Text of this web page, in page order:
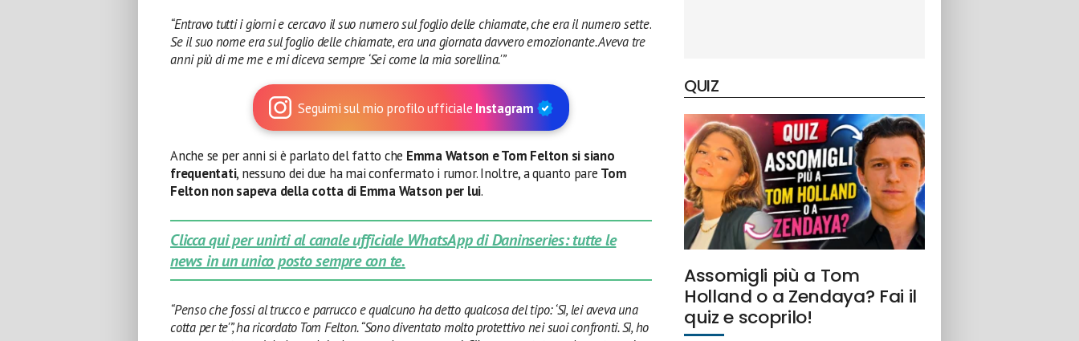
“Entravo tutti i giorni e cercavo il suo numero sul foglio delle chiamate, che era il numero sette.
Se il suo nome era sul foglio delle chiamate, era una giornata davvero emozionante. Aveva tre
anni più di me me e mi diceva sempre ‘Sei come la mia sorellina.'”
Seguimi sul mio profilo ufficiale Instagram
Anche se per anni si è parlato del fatto che Emma Watson e Tom Felton si siano
frequentati, nessuno dei due ha mai confermato i rumor. Inoltre, a quanto pare Tom
Felton non sapeva della cotta di Emma Watson per lui.
Clicca qui per unirti al canale ufficiale WhatsApp di Daninseries: tutte le
news in un unico posto sempre con te.
“Penso che fossi al trucco e parrucco e qualcuno ha detto qualcosa del tipo: ‘Sì, lei aveva una
cotta per te'”, ha ricordato Tom Felton. “Sono diventato molto protettivo nei suoi confronti. Sì, ho
QUIZ
Assomigli più a Tom
Holland o a Zendaya? Fai il
quiz e scoprilo!